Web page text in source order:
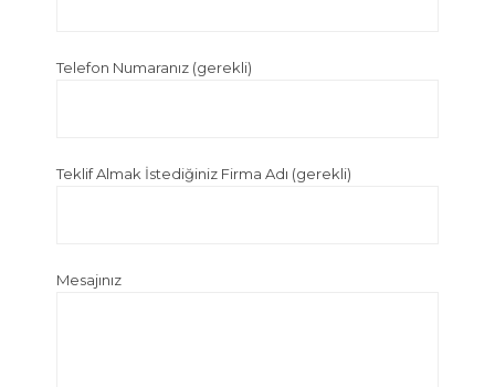
Telefon Numaranız (gerekli)
Teklif Almak İstediğiniz Firma Adı (gerekli)
Mesajınız